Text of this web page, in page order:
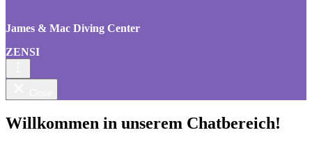
James & Mac Diving Center
ZENSI
Willkommen in unserem Chatbereich!